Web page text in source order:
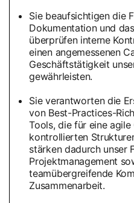
Sie beaufsichtigen die
Dokumentation und
überprüfen interne
einen angemessenen
Geschäftstätigkeit
gewährleisten.
Sie verantworten die
von Best-Practices-
Tools, die für eine
kontrollierten
stärken dadurch unser
Projektmanagement
teamübergreifende
Zusammenarbeit.